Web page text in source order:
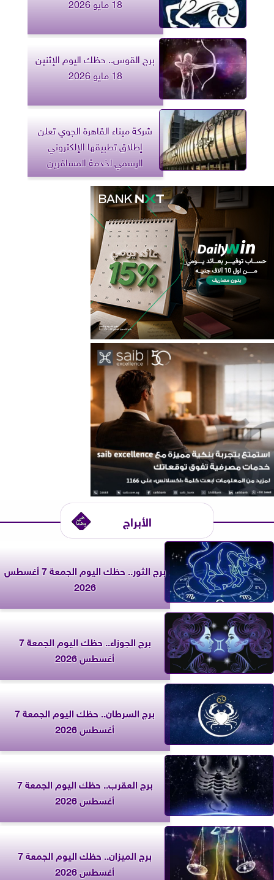
برج القوس.. حظك اليوم الإثنين
18 مايو 2026
شركة ميناء القاهرة الجوي تعلن
إطلاق تطبيقها الإلكتروني
الرسمي لخدمة المسافرين
الأبراج
برج الثور.. حظك اليوم الجمعة 7 أغسطس
2026
برج الجوزاء.. حظك اليوم الجمعة 7
أغسطس 2026
برج السرطان.. حظك اليوم الجمعة 7
أغسطس 2026
برج العقرب.. حظك اليوم الجمعة 7
أغسطس 2026
برج الميزان.. حظك اليوم الجمعة 7
أغسطس 2026